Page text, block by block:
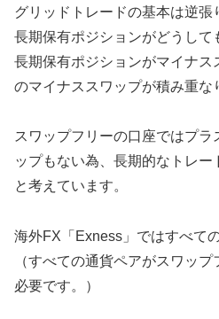
グリッドトレードの基本は逆
長期保有ポジションがどうして
長期保有ポジションがマイナス
のマイナススワップが積み重な
スワップフリーの口座ではプラ
ップもない為、長期的なトレ
と考えています。
海外FX「Exness」ではすべて
（すべての通貨ペアがスワッ
必要です。）